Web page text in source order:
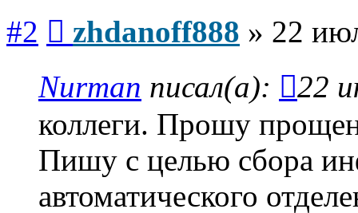
#2 zhdanoff888 » 22
Nurman писал(а):
22
коллеги. Прошу
Пишу с целью сбора
автоматического